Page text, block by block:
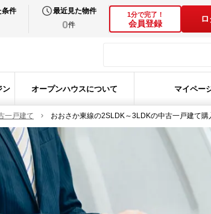
条件 最近見た物件
0件
1分で完了！
会員登録
ン オープンハウスについて マイペー
一戸建て おおさか東線の2SLDK～3LDKの中古一戸建て購